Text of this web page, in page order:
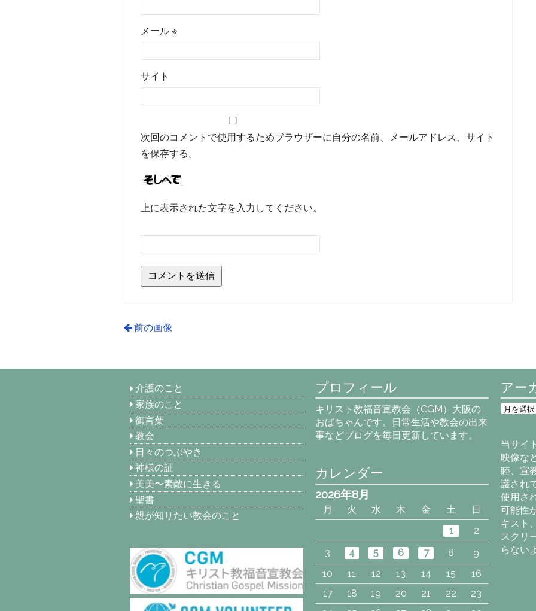
メール※
サイト
次回のコメントで使用するためブラウザーに自分の名前、メールアドレス、サイト
を保存する。
上に表示された文字を入力してください。
前の画像
介護のこと
家族のこと
御言葉
教会
日々のつぶやき
神様の証
美美〜素敵に生きる
聖書
親が知りたい教会のこと
プロフィール
キリスト教福音宣教会（CGM）大阪の
おばちゃんです。日常生活や教会の出来
事などブログを毎日更新しています。
アー
ア
ー
ブ
当サイ
映像な
睦、宣
護され
使用さ
可能性
キスト
スクリ
らない
カレンダー
2026年8月
月 火 水 木 金 土
日
1
2
3
4 5 6 7 8
9
10
11 12 13 14 15
16
17
18 19 20 21 22
23